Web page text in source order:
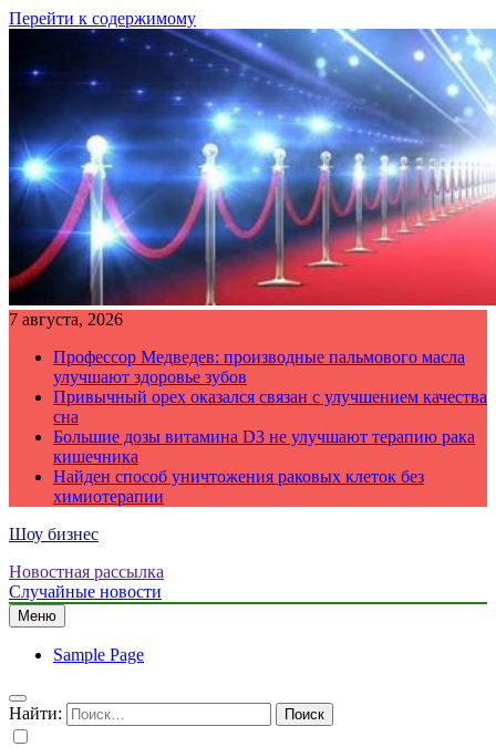
Перейти к содержимому
7 августа, 2026
Профессор Медведев: производные пальмового масла
улучшают здоровье зубов
Привычный орех оказался связан с улучшением качества
сна
Большие дозы витамина D3 не улучшают терапию рака
кишечника
Найден способ уничтожения раковых клеток без
химиотерапии
Шоу бизнес
Новостная рассылка
Случайные новости
Меню
Sample Page
Найти: